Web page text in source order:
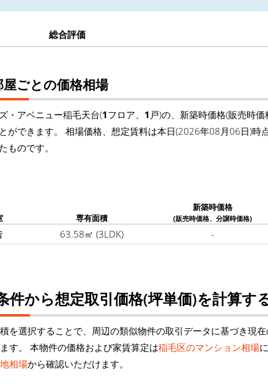
総合評価
屋ごとの価格相場
・アベニュー稲毛天台(1フロア、 1 戸)の、新築時価格(販売時
ができます。 相場価格、想定賃料は本日(2026年08月06日)
ものです。
専有面積
新築時価格
(販売時価格、分譲時価格)
63.58㎡ (3LDK) -
件から想定取引価格(坪単価)を計算す
を選択することで、周辺の類似物件の取引データに基づき現
す。 本物件の価格および家賃算定は稲毛区のマンション相場
相場から確認いただけます。